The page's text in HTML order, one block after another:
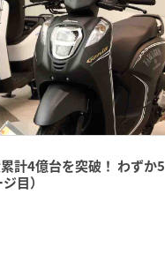
計4億台を突破！ わずか5
目）